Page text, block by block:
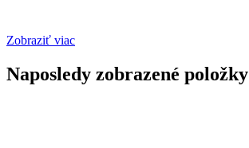
Zobraziť viac
Naposledy zobrazené položky